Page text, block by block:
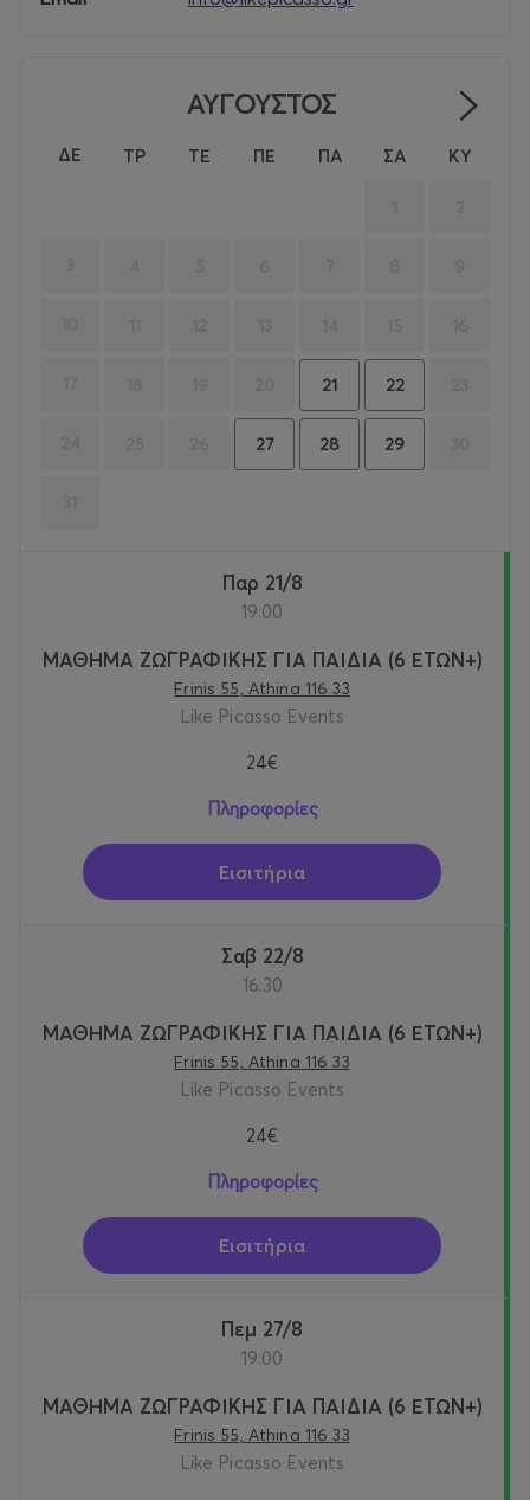
ΑΥΓΟΥΣΤΟΣ
ΔΕ ΤΡ ΤΕ ΠΕ ΠΑ ΣΑ ΚΥ
21 22
27 28 29
Παρ 21/8
19:00
ΜΑΘΗΜΑ ΖΩΓΡΑΦΙΚΗΣ ΓΙΑ ΠΑΙΔΙΑ (6 ΕΤΩΝ+)
Frinis 55, Athina 116 33
Like Picasso Events
24€
Πληροφορίες
Εισιτήρια
Σαβ 22/8
16:30
ΜΑΘΗΜΑ ΖΩΓΡΑΦΙΚΗΣ ΓΙΑ ΠΑΙΔΙΑ (6 ΕΤΩΝ+)
Frinis 55, Athina 116 33
Like Picasso Events
24€
Πληροφορίες
Εισιτήρια
Πεμ 27/8
19:00
ΜΑΘΗΜΑ ΖΩΓΡΑΦΙΚΗΣ ΓΙΑ ΠΑΙΔΙΑ (6 ΕΤΩΝ+)
Frinis 55, Athina 116 33
Like Picasso Events